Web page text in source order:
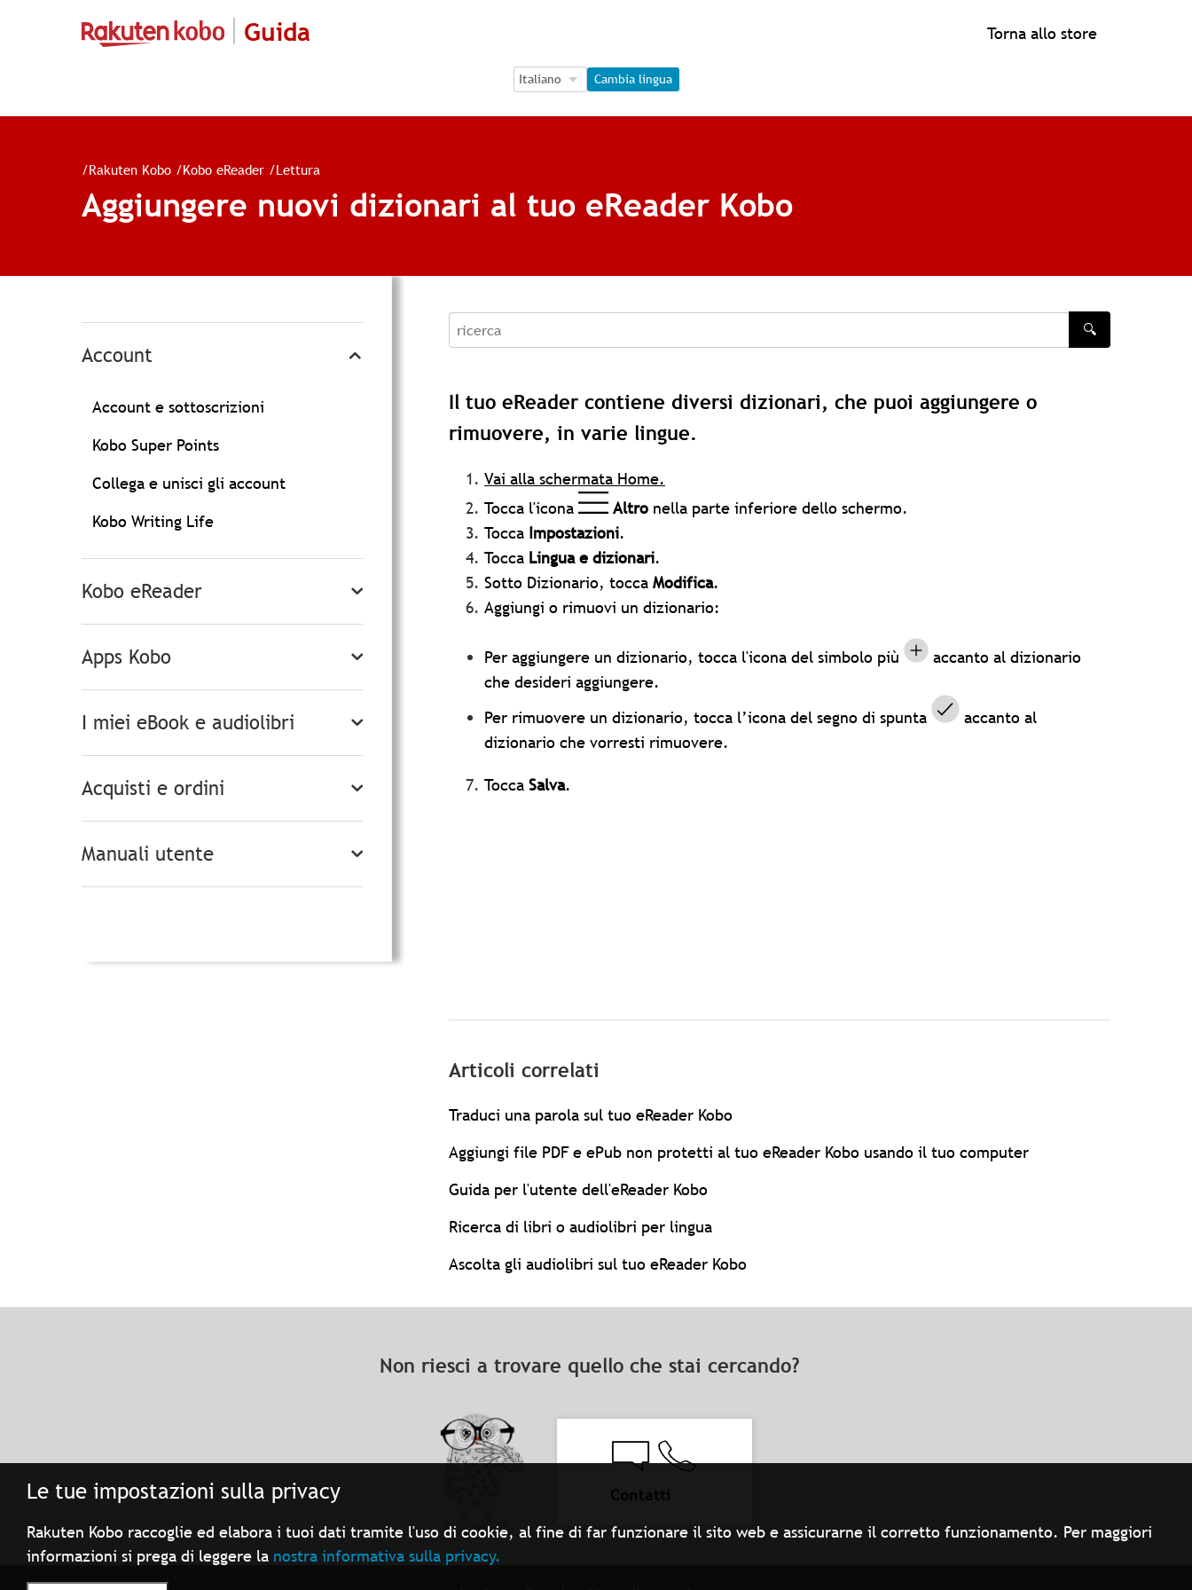
Le tue impostazioni sulla privacy
Rakuten Kobo raccoglie ed elabora i tuoi dati tramite l'uso di cookie, al fine di far funzionare il sito web e assicurarne il corretto funzionamento. Per maggiori
informazioni si prega di leggere la nostra informativa sulla privacy.
Guida Torna allo store
Language Selection
Language Selection
Cambia lingua
/Rakuten Kobo /Kobo eReader /Lettura
Aggiungere nuovi dizionari al tuo eReader Kobo
Account
Account e sottoscrizioni
Kobo Super Points
Collega e unisci gli account
Kobo Writing Life
Kobo eReader
Apps Kobo
I miei eBook e audiolibri
Acquisti e ordini
Manuali utente
recherche
🔍
Il tuo eReader contiene diversi dizionari, che puoi aggiungere o
rimuovere, in varie lingue.
Vai alla schermata Home.
Tocca l'icona
Altro nella parte inferiore dello schermo.
Tocca Impostazioni.
Tocca Lingua e dizionari.
Sotto Dizionario, tocca Modifica.
Aggiungi o rimuovi un dizionario:
Per aggiungere un dizionario, tocca l'icona del simbolo più
accanto al dizionario
che desideri aggiungere.
Per rimuovere un dizionario, tocca l’icona del segno di spunta
accanto al
dizionario che vorresti rimuovere.
Tocca Salva.
Articoli correlati
Traduci una parola sul tuo eReader Kobo
Aggiungi file PDF e ePub non protetti al tuo eReader Kobo usando il tuo computer
Guida per l'utente dell'eReader Kobo
Ricerca di libri o audiolibri per lingua
Ascolta gli audiolibri sul tuo eReader Kobo
Non riesci a trovare quello che stai cercando?
Contatti